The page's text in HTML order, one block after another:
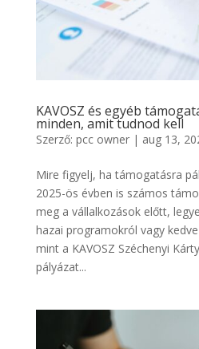
KAVOSZ és egyéb
minden, amit tudnod kell
Szerző: pcc owner| aug 13,
Mire figyelj, ha támogatásra
2025-ös évben is számos
meg a vállalkozások előtt,
hazai programokról vagy
mint a KAVOSZ Széchenyi
pályázat...